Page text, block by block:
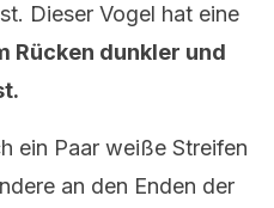
Dieser Vogel hat eine
Rücken dunkler und
ein Paar weiße Streifen
an den Enden der